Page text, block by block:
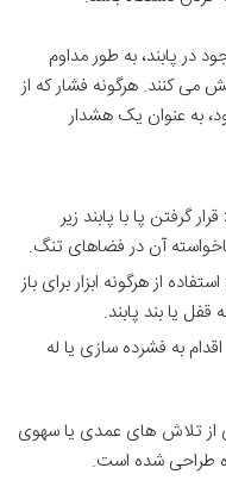
در پابند، به طور مداوم
می کنند. هرگونه فشار که از
به عنوان یک هشدار
قرار گرفتن پا با پابند زیر
آن در فضاهای تنگ.
استفاده از هرگونه ابزار برای باز
قفل یا بند پابند.
اقدام به فشرده سازی یا له
از تلاش های عمدی یا سهوی
طراحی شده است.